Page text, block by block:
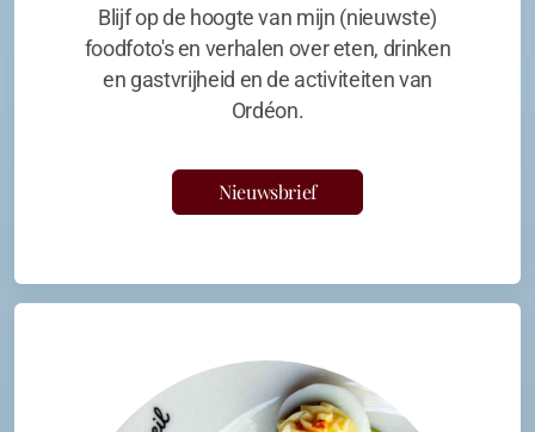
Blijf op de hoogte van mijn (nieuwste)
foodfoto's en verhalen over eten, drinken
en gastvrijheid en de activiteiten van
Ordéon.
Nieuwsbrief